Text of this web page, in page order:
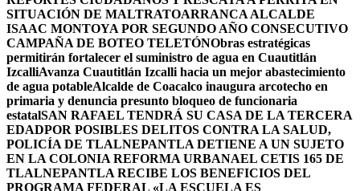
SITUACIÓN DE MALTRATOARRANCA ALCALDE
ISAAC MONTOYA POR SEGUNDO AÑO CONSECUTIVO
CAMPAÑA DE BOTEO TELETÓNObras estratégicas
permitirán fortalecer el suministro de agua en Cuautitlán
IzcalliAvanza Cuautitlán Izcalli hacia un mejor abastecimiento
de agua potableAlcalde de Coacalco inaugura arcotecho en
primaria y denuncia presunto bloqueo de funcionaria
estatalSAN RAFAEL TENDRÁ SU CASA DE LA TERCERA
EDADPOR POSIBLES DELITOS CONTRA LA SALUD,
POLICÍA DE TLALNEPANTLA DETIENE A UN SUJETO
EN LA COLONIA REFORMA URBANAEL CETIS 165 DE
TLALNEPANTLA RECIBE LOS BENEFICIOS DEL
PROGRAMA FEDERAL «LA ESCUELA ES